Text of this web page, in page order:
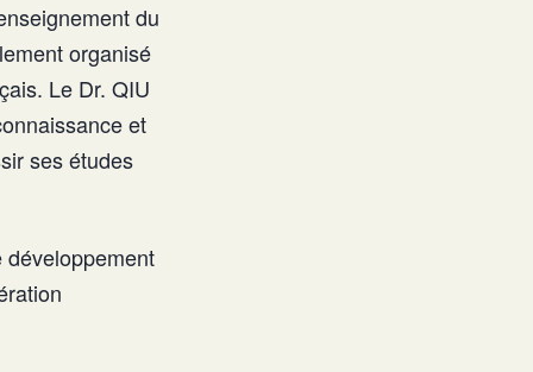
du
organisé
Le Dr. QIU
et
ses études